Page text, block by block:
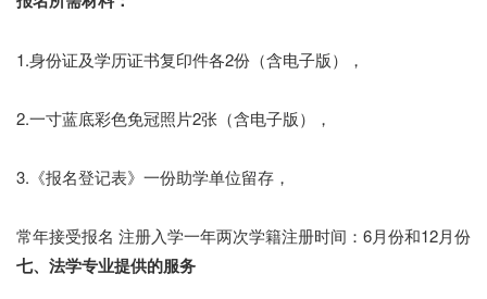
1.身份证及学历证书复印件各2份（含电子版），
2.一寸蓝底彩色免冠照片2张（含电子版），
3.《报名登记表》一份助学单位留存，
常年接受报名 注册入学一年两次学籍注册时间： 6月份和12月份
七、法学专业提供的服务